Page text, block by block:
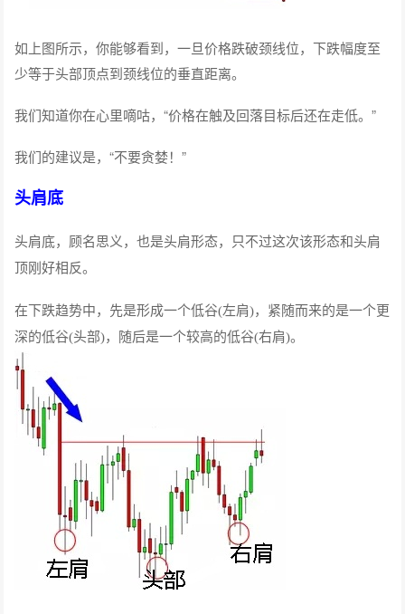
如上图所示，你能够看到，一旦价格跌破颈线位，下跌幅度至
少等于头部顶点到颈线位的垂直距离。
我们知道你在心里嘀咕，“价格在触及回落目标后还在走低。”
我们的建议是，“不要贪婪！”
头肩底
头肩底，顾名思义，也是头肩形态，只不过这次该形态和头肩
顶刚好相反。
在下跌趋势中，先是形成一个低谷(左肩)，紧随而来的是一个更
深的低谷(头部)，随后是一个较高的低谷(右肩)。